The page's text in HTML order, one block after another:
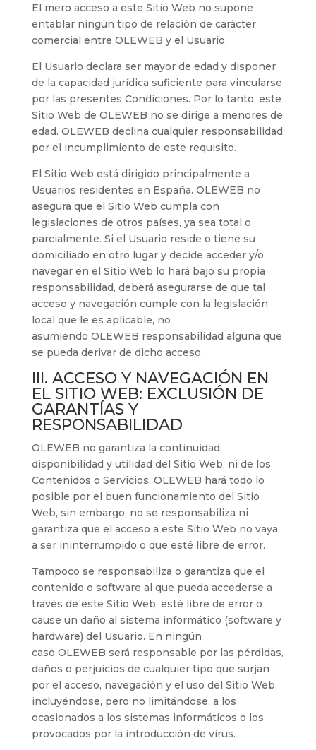
El mero acceso a este Sitio Web no supone
entablar ningún tipo de relación de carácter
comercial entre OLEWEB y el Usuario.
El Usuario declara ser mayor de edad y disponer
de la capacidad jurídica suficiente para vincularse
por las presentes Condiciones. Por lo tanto, este
Sitio Web de OLEWEB no se dirige a menores de
edad. OLEWEB declina cualquier responsabilidad
por el incumplimiento de este requisito.
El Sitio Web está dirigido principalmente a
Usuarios residentes en España. OLEWEB no
asegura que el Sitio Web cumpla con
legislaciones de otros países, ya sea total o
parcialmente. Si el Usuario reside o tiene su
domiciliado en otro lugar y decide acceder y/o
navegar en el Sitio Web lo hará bajo su propia
responsabilidad, deberá asegurarse de que tal
acceso y navegación cumple con la legislación
local que le es aplicable, no
asumiendo OLEWEB responsabilidad alguna que
se pueda derivar de dicho acceso.
III. ACCESO Y NAVEGACIÓN EN
EL SITIO WEB: EXCLUSIÓN DE
GARANTÍAS Y
RESPONSABILIDAD
OLEWEB no garantiza la continuidad,
disponibilidad y utilidad del Sitio Web, ni de los
Contenidos o Servicios. OLEWEB hará todo lo
posible por el buen funcionamiento del Sitio
Web, sin embargo, no se responsabiliza ni
garantiza que el acceso a este Sitio Web no vaya
a ser ininterrumpido o que esté libre de error.
Tampoco se responsabiliza o garantiza que el
contenido o software al que pueda accederse a
través de este Sitio Web, esté libre de error o
cause un daño al sistema informático (software y
hardware) del Usuario. En ningún
caso OLEWEB será responsable por las pérdidas,
daños o perjuicios de cualquier tipo que surjan
por el acceso, navegación y el uso del Sitio Web,
incluyéndose, pero no limitándose, a los
ocasionados a los sistemas informáticos o los
provocados por la introducción de virus.